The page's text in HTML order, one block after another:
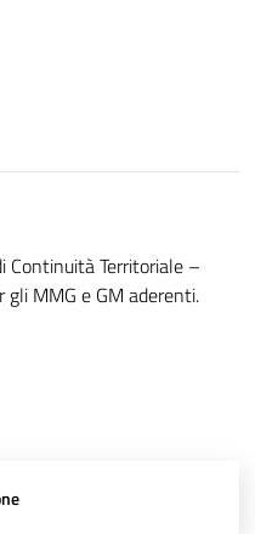
Continuità Territoriale –
gli MMG e GM aderenti.